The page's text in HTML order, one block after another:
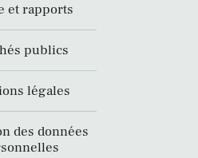
et rapports
publics
légales
des données